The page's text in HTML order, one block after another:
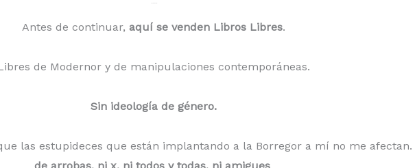
Antes de continuar, aquí se venden Libros Libres.
de Modernor y de manipulaciones contemporáneas.
Sin ideología de género.
las estupideces que están implantando a la Borregor a mí no me afectan.